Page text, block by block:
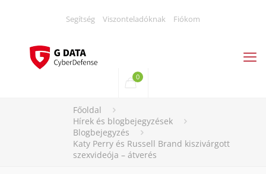
Segítség Viszonteladóknak Fiókom
0
Főoldal
Hírek és blogbejegyzések
Blogbejegyzés
Katy Perry és Russell Brand kiszivárgott
szexvideója – átverés